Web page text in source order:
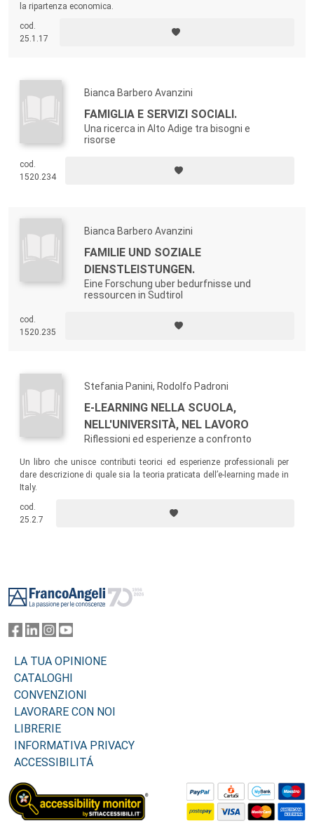
la ripartenza economica.
cod.
25.1.17
Bianca Barbero Avanzini
FAMIGLIA E SERVIZI SOCIALI.
Una ricerca in Alto Adige tra bisogni e
risorse
cod.
1520.234
Bianca Barbero Avanzini
FAMILIE UND SOZIALE
DIENSTLEISTUNGEN.
Eine Forschung uber bedurfnisse und
ressourcen in Sudtirol
cod.
1520.235
Stefania Panini, Rodolfo Padroni
E-LEARNING NELLA SCUOLA,
NELL'UNIVERSITÀ, NEL LAVORO
Riflessioni ed esperienze a confronto
Un libro che unisce contributi teorici ed esperienze professionali per
dare descrizione di quale sia la teoria praticata dell’e-learning made in
Italy.
cod.
25.2.7
LA TUA OPINIONE
CATALOGHI
CONVENZIONI
LAVORARE CON NOI
LIBRERIE
INFORMATIVA PRIVACY
ACCESSIBILITÁ